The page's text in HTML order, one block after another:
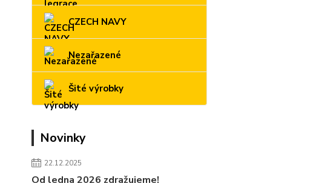
CZECH NAVY
Nezařazené
Šité výrobky
Novinky
22.12.2025
Od ledna 2026 zdražujeme!